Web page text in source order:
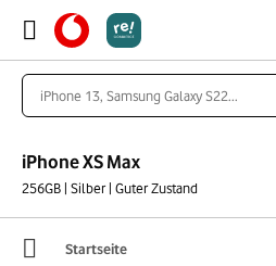
iPhone XS Max
256GB | Silber | Guter Zustand
Startseite